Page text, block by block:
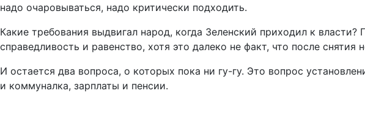
надо очаровываться, надо критически подходить.
Какие требования выдвигал народ, когда Зеленский приходил к
справедливость и равенство, хотя это далеко не факт, что после
И остается два вопроса, о которых пока ни гу-гу. Это вопрос
и коммуналка, зарплаты и пенсии.